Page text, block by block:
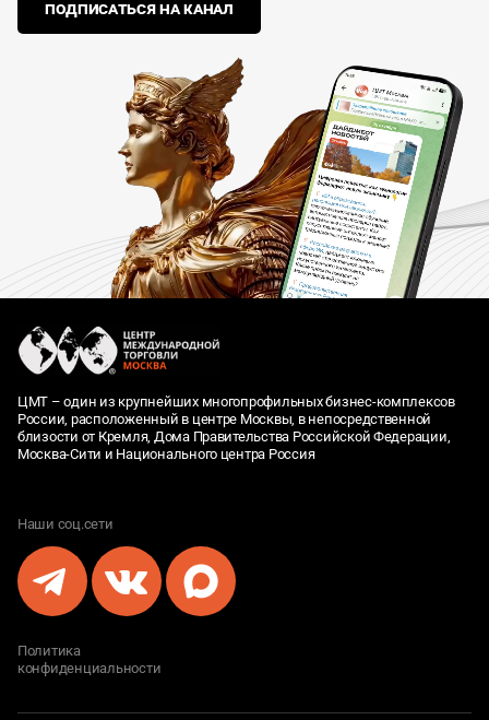
Международное обозрение
Социальная среда
Рестораны ЦМТ
Банкетный комплекс ЦМТ
Конгресс-центр
Июль Август
Ноябрь Декабрь
ПОДПИСАТЬСЯ НА КАНАЛ
ЦМТ – один из крупнейших многопрофильных бизнес-комплексов
России, расположенный в центре Москвы, в непосредственной
близости от Кремля, Дома Правительства Российской Федерации,
Москва-Сити и Национального центра Россия
Наши соц.сети
Политика
конфиденциальности